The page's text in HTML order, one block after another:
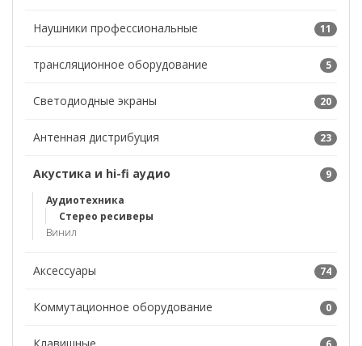
Наушники профессиональные 11
трансляционное оборудование 5
Светодиодные экраны 20
Антенная дистрибуция 23
Акустика и hi-fi аудио
9
Аудиотехника
Стерео ресиверы
Винил
Аксессуары 74
Коммутационное оборудование 0